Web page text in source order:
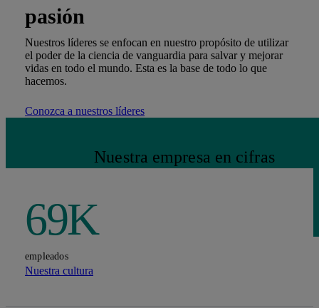
pasión
Nuestros líderes se enfocan en nuestro propósito de utilizar
el poder de la ciencia de vanguardia para salvar y mejorar
vidas en todo el mundo. Esta es la base de todo lo que
hacemos.
Conozca a nuestros líderes
Nuestra empresa en cifras
69K
empleados
Nuestra cultura